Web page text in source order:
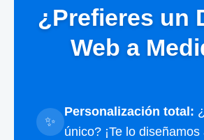
¿Prefieres un
Web a
✨
Personalización total:
único? ¡Te lo